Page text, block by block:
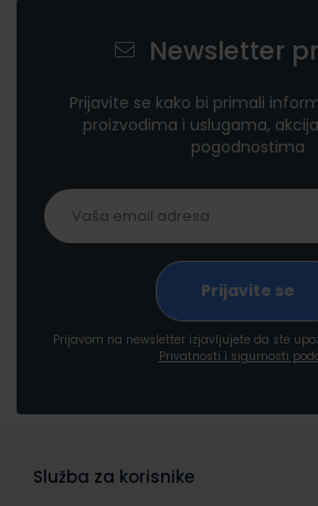
Newsletter
Prijavite se kako bi primali
proizvodima i uslugama,
pogodnostima
Prijavom na newsletter izjavljujete da ste
Privatnosti i sigurnosti
Služba za korisnike